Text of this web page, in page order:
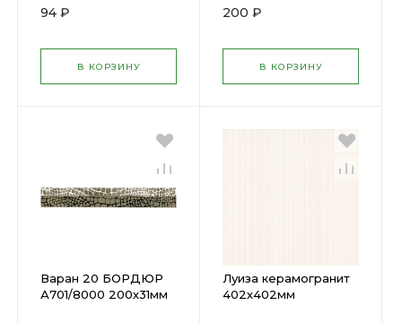
94 ₽
В КОРЗИНУ
200 ₽
В КОРЗИНУ
Варан 20 БОРДЮР
А701/8000 200х31мм
Луиза керамогранит
402х402мм